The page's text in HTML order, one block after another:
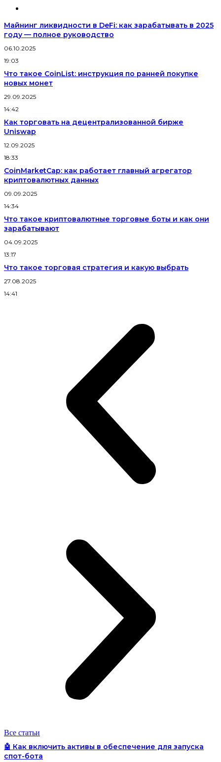
Майнинг ликвидности в DeFi: как зарабатывать в 2025
году — полное руководство
06.10.2025
19:03
Что такое CoinList: инструкция по ранней покупке
новых монет
29.09.2025
14:42
Как торговать на децентрализованной бирже
Uniswap
12.09.2025
18:33
CoinMarketCap: как работает главный агрегатор
криптовалютных данных
09.09.2025
14:34
Что такое криптовалютные торговые боты и как они
зарабатывают
04.09.2025
13:17
Что такое торговая стратегия и какую выбрать
27.08.2025
14:41
Все статьи
🤖 Как включить активы в обеспечение для запуска
спот-бота